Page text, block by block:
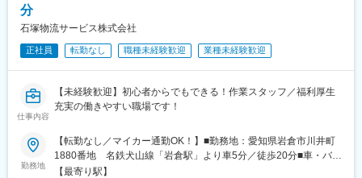
分
石塚物流サービス株式会社
正社員 転勤なし 職種未経験歓迎 業種未経験歓迎
仕事内容
【未経験歓迎】初心者からでもできる！作業スタッフ／福利厚生
充実の働きやすい職場です！
勤務地
【転勤なし／マイカー通勤OK！】■勤務地：愛知県岩倉市川井町
1880番地 名鉄犬山線「岩倉駅」より車5分／徒歩20分■車・バイ
ク・自転車通勤OK！（駐車場完備）社員の通勤時間は平均で40分
【最寄り駅】